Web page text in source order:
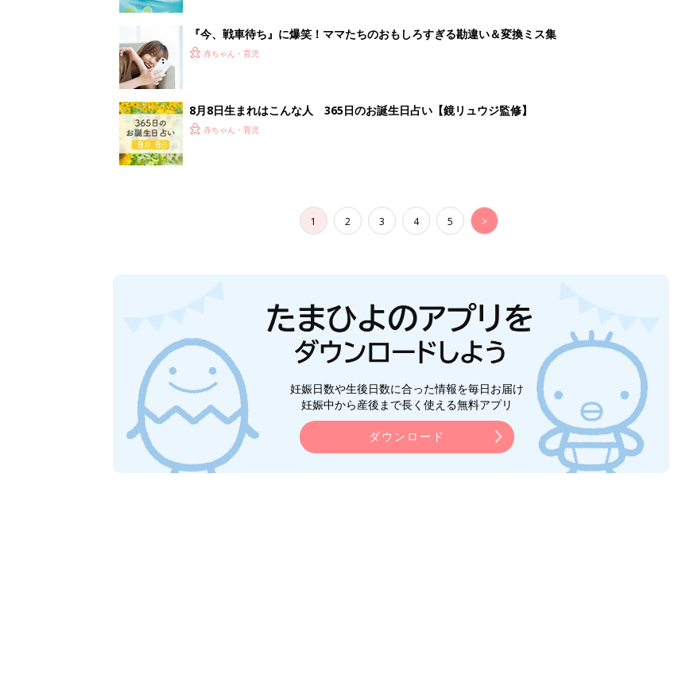
『今、戦車待ち』に爆笑！ママたちのおもしろすぎる勘違い＆変換ミス集
赤ちゃん・育児
8月8日生まれはこんな人 365日のお誕生日占い【鏡リュウジ監修】
赤ちゃん・育児
1 2 3 4 5 >
妊娠日数や生後日数に合った情報を毎日お届け
妊娠中から産後まで長く使える無料アプリ
ダウンロード